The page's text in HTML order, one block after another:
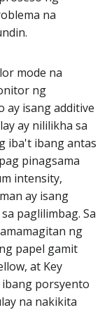
na
mode na
ng
ay isang additive
ay nililikha sa
iba't ibang antas
pinagsama
intensity,
ay isang
paglilimbag. Sa
ng
papel gamit
at Key
ibang porsyento
na nakikita